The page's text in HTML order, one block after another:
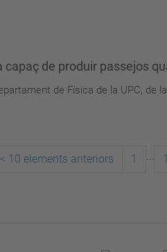
de produir passejos
de Física de la UPC,
< 10 elements anteriors 1 ...